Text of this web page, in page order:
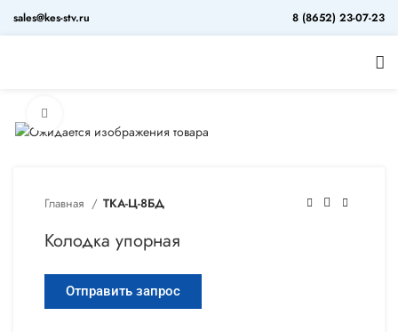
sales@kes-stv.ru 8 (8652) 23-07-23
Главная ТКА-Ц-8БД
Колодка упорная
Отправить запрос